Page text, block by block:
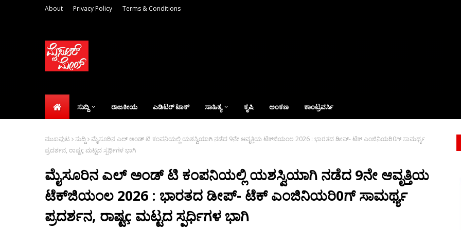
About Privacy Policy Terms & Conditions
ಸುದ್ದಿ ರಾಜಕೀಯ ಎಡಿಟರ್‌ ಟಾಕ್ ಸಾಹಿತ್ಯ ಕೃಷಿ ಅಂಕಣ ಕಾಂಟ್ರವರ್ಸಿ
ಮುಖಪುಟ ಸುದ್ದಿ
ಮೈಸೂರಿನ ಎಲ್ ಅಂಡ್ ಟಿ ಕಂಪನಿಯಲ್ಲಿ ಯಶಸ್ವಿಯಾಗಿ ನಡೆದ 9ನೇ ಆವೃತ್ತಿಯ ಟೆಕ್‌ಜಿಯಂಲ 2026 : ಭಾರತದ ಡೀಪ್- ಟೆಕ್ ಎಂಜಿನಿಯರಿ0ಗ್ ಸಾಮರ್ಥ್ಯ
ಪ್ರದರ್ಶನ, ರಾಷ್ಟç ಮಟ್ಟದ ಸ್ಪರ್ಧಿಗಳ ಭಾಗಿ
ಮೈಸೂರಿನ ಎಲ್ ಅಂಡ್ ಟಿ ಕಂಪನಿಯಲ್ಲಿ ಯಶಸ್ವಿಯಾಗಿ ನಡೆದ 9ನೇ ಆವೃತ್ತಿಯ
ಟೆಕ್‌ಜಿಯಂಲ 2026 : ಭಾರತದ ಡೀಪ್- ಟೆಕ್ ಎಂಜಿನಿಯರಿ0ಗ್ ಸಾಮರ್ಥ್ಯ
ಪ್ರದರ್ಶನ, ರಾಷ್ಟç ಮಟ್ಟದ ಸ್ಪರ್ಧಿಗಳ ಭಾಗಿ